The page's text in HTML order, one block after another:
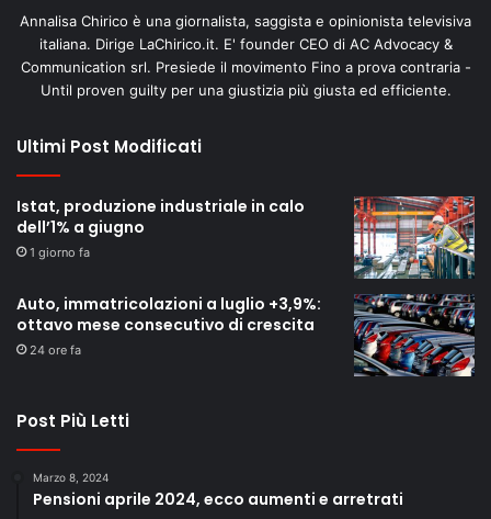
Annalisa Chirico è una giornalista, saggista e opinionista televisiva
italiana. Dirige LaChirico.it. E' founder CEO di AC Advocacy &
Communication srl. Presiede il movimento Fino a prova contraria -
Until proven guilty per una giustizia più giusta ed efficiente.
Ultimi Post Modificati
Istat, produzione industriale in calo
dell’1% a giugno
1 giorno fa
Auto, immatricolazioni a luglio +3,9%:
ottavo mese consecutivo di crescita
24 ore fa
Post Più Letti
Marzo 8, 2024
Pensioni aprile 2024, ecco aumenti e arretrati